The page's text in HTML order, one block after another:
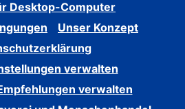
Desktop-Computer
Unser Konzept
verwalten
verwalten